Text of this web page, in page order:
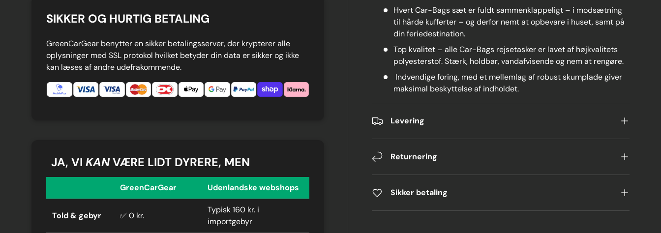
Hvert Car-Bags sæt er fuldt sammenklappeligt – i modsætning
til hårde kufferter – og derfor nemt at opbevare i huset, samt på
din feriedestination.
Top kvalitet – alle Car-Bags rejsetasker er lavet af højkvalitets
polyesterstof. Stærk, holdbar, vandafvisende og nem at rengøre.
Indvendige foring, med et mellemlag af robust skumplade giver
maksimal beskyttelse af indholdet.
Levering
Returnering
Sikker betaling
SIKKER OG HURTIG BETALING
GreenCarGear benytter en sikker betalingsserver, der krypterer alle
oplysninger med SSL protokol hvilket betyder din data er sikker og ikke
kan læses af andre udefrakommende.
JA, VI KANVÆRE LIDT DYRERE, MEN
GreenCarGear Udenlandske webshops
Told & gebyr ✅ 0 kr.
Typisk 160 kr. i
importgebyr